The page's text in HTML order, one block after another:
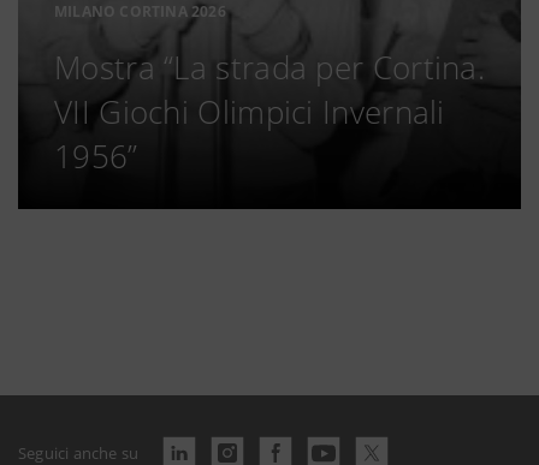
MILANO CORTINA 2026
Mostra “La strada per Cortina.
VII Giochi Olimpici Invernali
1956”
Seguici anche su